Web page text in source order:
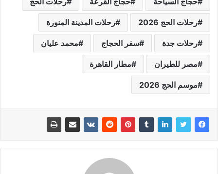
رحلات الحج 2026 رحلات المدينة المنورة
رحلات جدة سفر الحجاج محمد عليان
مصر للطيران مطار القاهرة
موسم الحج 2026